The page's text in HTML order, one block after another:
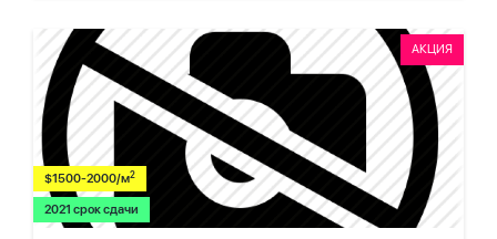
АКЦИЯ
$1500-2000/м2
2021 срок сдачи